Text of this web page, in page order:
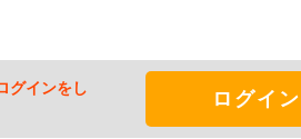
グインをし
ログイン